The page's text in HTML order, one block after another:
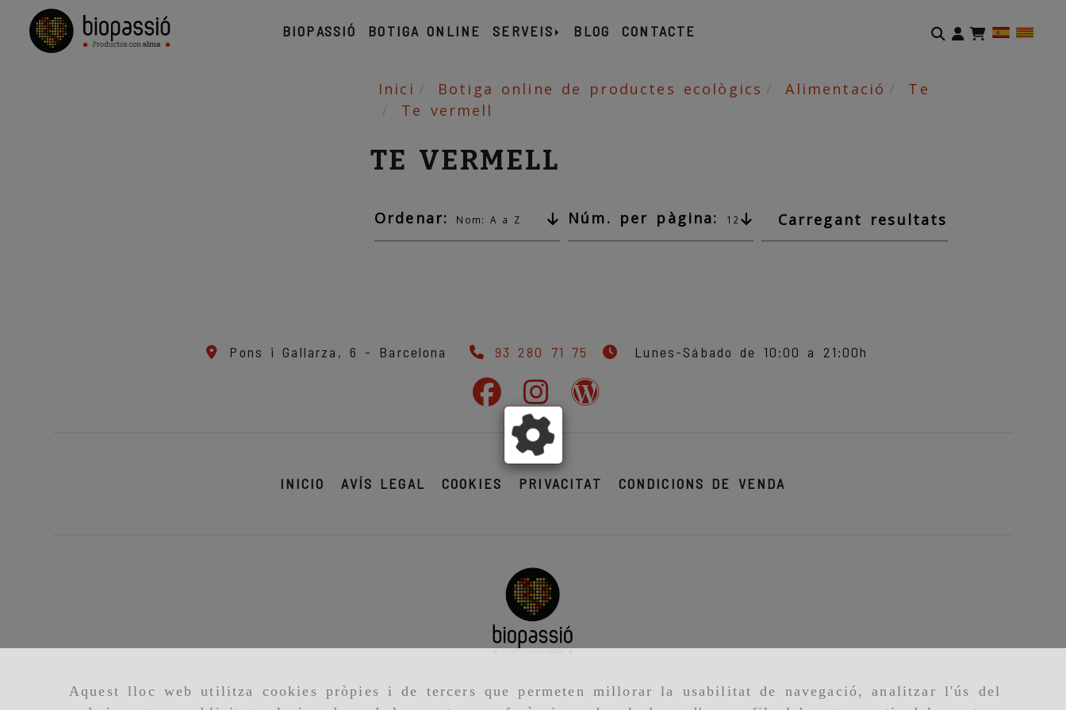
Aquest lloc web utilitza cookies pròpies i de tercers que permeten millorar la usabilitat de navegació, analitzar l'ús del
BIOPASSIÓ BOTIGA ONLINE SERVEIS BLOG CONTACTE Identifícat
Inici Botiga online de productes ecològics Alimentació
Te
Te vermell
TE VERMELL
Ordenar: Nom: A a Z Núm. per pàgina: 12 Carregant resultats
Pons i Gallarza, 6 - Barcelona 93 280 71 75 Lunes-Sábado de 10:00 a 21:00h
INICIO AVÍS LEGAL COOKIES PRIVACITAT CONDICIONS DE VENDA